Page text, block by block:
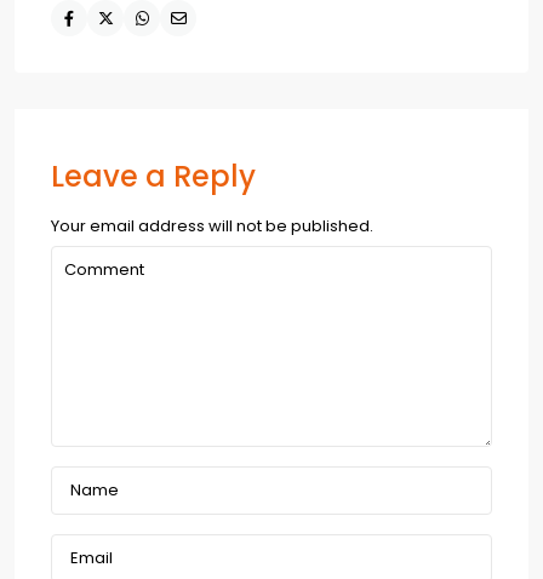
Leave a Reply
Your email address will not be published.